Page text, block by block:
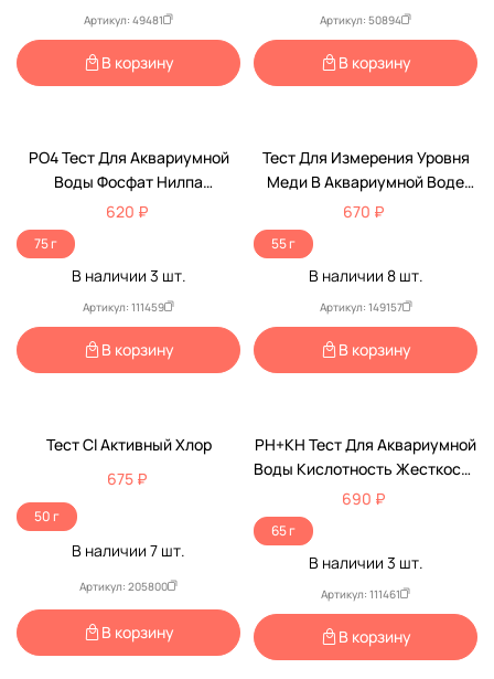
Артикул: 49481
В корзину
Артикул: 50894
В корзину
PO4 Тест Для Аквариумной
Воды Фосфат Нилпа
НеваТропик
620 ₽
75 г
В наличии 3 шт.
Артикул: 111459
В корзину
Тест Для Измерения Уровня
Меди В Аквариумной Воде
Тест Cu НИЛПА НеваТропик
670 ₽
55 г
В наличии 8шт.
Артикул: 149157
В корзину
Тест Cl Активный Хлор
675 ₽
50 г
В наличии 7 шт.
Артикул: 205800
В корзину
PH+kH Тест Для Аквариумной
Воды Кислотность Жесткость
И Углекислый Газ Нилпа
690 ₽
65 г
В наличии 3 шт.
Артикул: 111461
В корзину